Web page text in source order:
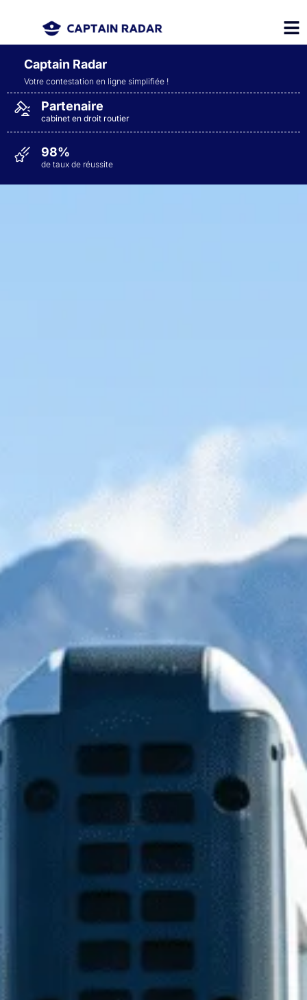
Captain Radar
Votre contestation en ligne simplifiée !
98%
de taux de réussite
Partenaire
cabinet en droit routier